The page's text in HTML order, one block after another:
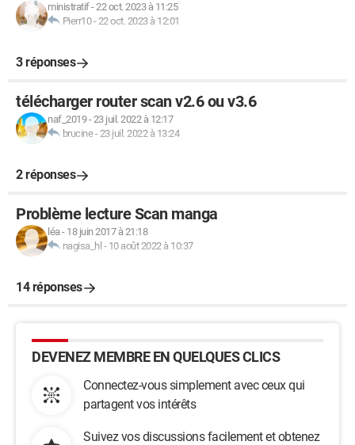
ministratif-22 oct. 2023 à 11:25
Pierr10-22 oct. 2023 à 12:01
3 réponses
télécharger router scan v2.6 ou v3.6
naf_2019-23 juil. 2022 à 12:17
brucine-23 juil. 2022 à 13:24
2 réponses
Problème lecture Scan manga
léa- 18 juin 2017 à 21:18
nagisa_hl - 10 août 2022 à 10:37
14 réponses
DEVENEZ MEMBRE EN QUELQUES CLICS
Connectez-vous simplement avec ceux qui
partagent vos intérêts
Suivez vos discussions facilement et obtenez